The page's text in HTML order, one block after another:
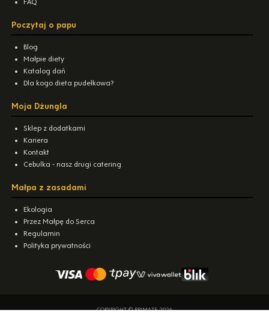
FAQ
Poczytaj o papu
Blog
Małpie diety
Katalog dań
Dla kogo dieta pudełkowa?
Moja Dżungla
Sklep z dodatkami
Kariera
Kontakt
Cebulka - nasz drugi catering
Małpa z zasadami
Ekologia
Przez Małpę do Serca
Regulamin
Polityka prywatności
COPYRIGHT © PRIMATE 2026